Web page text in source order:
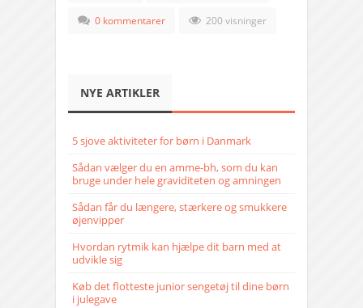
0 kommentarer 200 visninger
NYE ARTIKLER
5 sjove aktiviteter for børn i Danmark
Sådan vælger du en amme-bh, som du kan
bruge under hele graviditeten og amningen
Sådan får du længere, stærkere og smukkere
øjenvipper
Hvordan rytmik kan hjælpe dit barn med at
udvikle sig
Køb det flotteste junior sengetøj til dine børn
i julegave